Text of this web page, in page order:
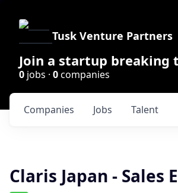
Tusk Venture Partners
Join a startup breaking
0 jobs · 0companies
Jobs
Companies Talent
Claris Japan - Sales